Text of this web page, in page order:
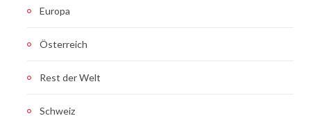
Europa
Österreich
Rest der Welt
Schweiz